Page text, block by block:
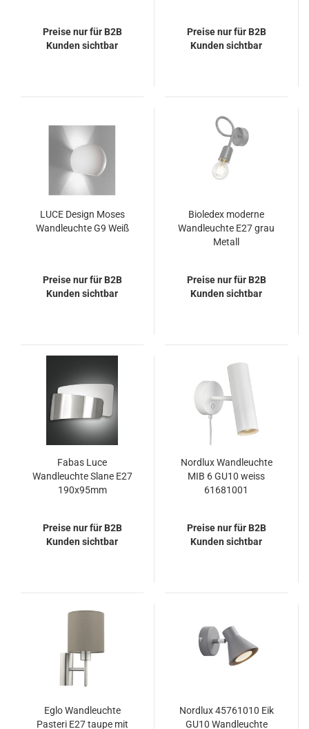
Preise nur für B2B
Kunden sichtbar
Preise nur für B2B
Kunden sichtbar
LUCE Design Moses
Wandleuchte G9 Weiß
Preise nur für B2B
Kunden sichtbar
Bioledex moderne
Wandleuchte E27 grau
Metall
Preise nur für B2B
Kunden sichtbar
Fabas Luce
Wandleuchte Slane E27
190x95mm
Preise nur für B2B
Kunden sichtbar
Nordlux Wandleuchte
MIB 6 GU10 weiss
61681001
Preise nur für B2B
Kunden sichtbar
Eglo Wandleuchte
Pasteri E27 taupe mit
Nordlux 45761010 Eik
GU10 Wandleuchte